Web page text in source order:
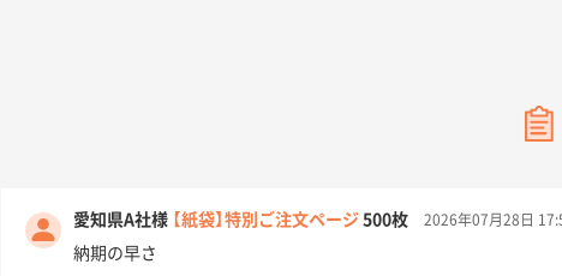
愛知県A社様 【紙袋】特別ご注文ページ 500枚 2026年07月28日
納期の早さ